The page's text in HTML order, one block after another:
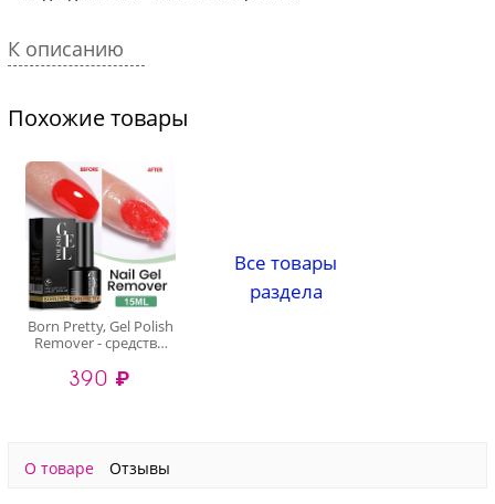
К описанию
Похожие товары
Born Pretty, Gel Polish
Remover - средство
лака, 15 мл
390 ₽
Все товары
раздела
О товаре Отзывы